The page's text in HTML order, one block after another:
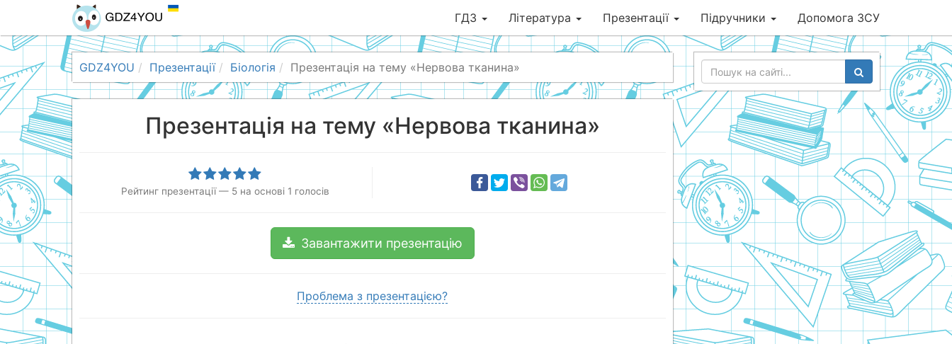
ГДЗ Література Презентації Підручники Допомога ЗСУ
GDZ4YOU Презентації Біологія Презентація на тему «Нервова тканина»
Презентація на тему «Нервова тканина»
Рейтинг презентації — 5 на основі 1 голосів
Завантажити презентацію
Проблема з презентацією?